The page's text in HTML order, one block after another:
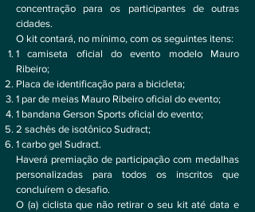
concentração para os participantes de outras
cidades.
O kit contará, no mínimo, com os seguintes itens:
1 camiseta oficial do evento modelo Mauro
Ribeiro;
Placa de identificação para a bicicleta;
1 par de meias Mauro Ribeiro oficial do evento;
1 bandana Gerson Sports oficial do evento;
2 sachês de isotônico Sudract;
1 carbo gel Sudract.
Haverá premiação de participação com medalhas
personalizadas para todos os inscritos que
concluírem o desafio.
O (a) ciclista que não retirar o seu kit até data e